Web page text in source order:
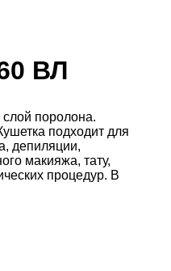
ВЛ
поролона.
подходит для
депиляции,
макияжа, тату,
процедур. В